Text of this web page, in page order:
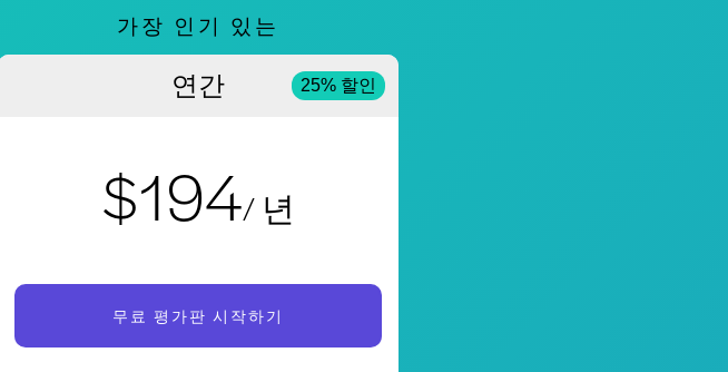
가장 인기 있는
연간 25% 할인
$194/ 년
무료 평가판 시작하기